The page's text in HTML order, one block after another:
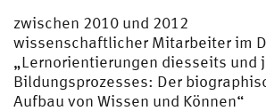
zwischen 2010 und 2012
wissenschaftlicher Mitarbeiter im
„Lernorientierungen diesseits und
Bildungsprozesses: Der
Aufbau von Wissen und Können“